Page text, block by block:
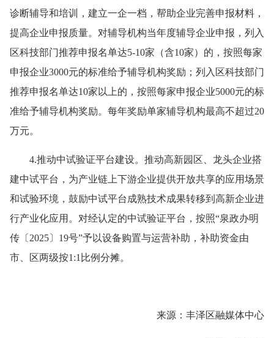
诊断辅导和培训，建立一企一档，帮助企业完善申报材料，
提高企业申报质量。对辅导机构当年度辅导企业申报，列入
区科技部门推荐申报名单达5-10家（含10家）的，按照每家
申报企业3000元的标准给予辅导机构奖励；列入区科技部门
推荐申报名单达10家以上的，按照每家申报企业5000元的标
准给予辅导机构奖励。每年奖励单家辅导机构最高不超过20
万元。
4.推动中试验证平台建设。推动高新园区、龙头企业搭
建中试平台，为产业链上下游企业提供开放共享的应用场景
和试验环境，鼓励中试平台成熟技术成果转移到高新企业进
行产业化应用。对经认定的中试验证平台，按照“泉政办明
传〔2025〕19号”予以设备购置与运营补助，补助资金由
市、区两级按1:1比例分摊。
来源：丰泽区融媒体中心